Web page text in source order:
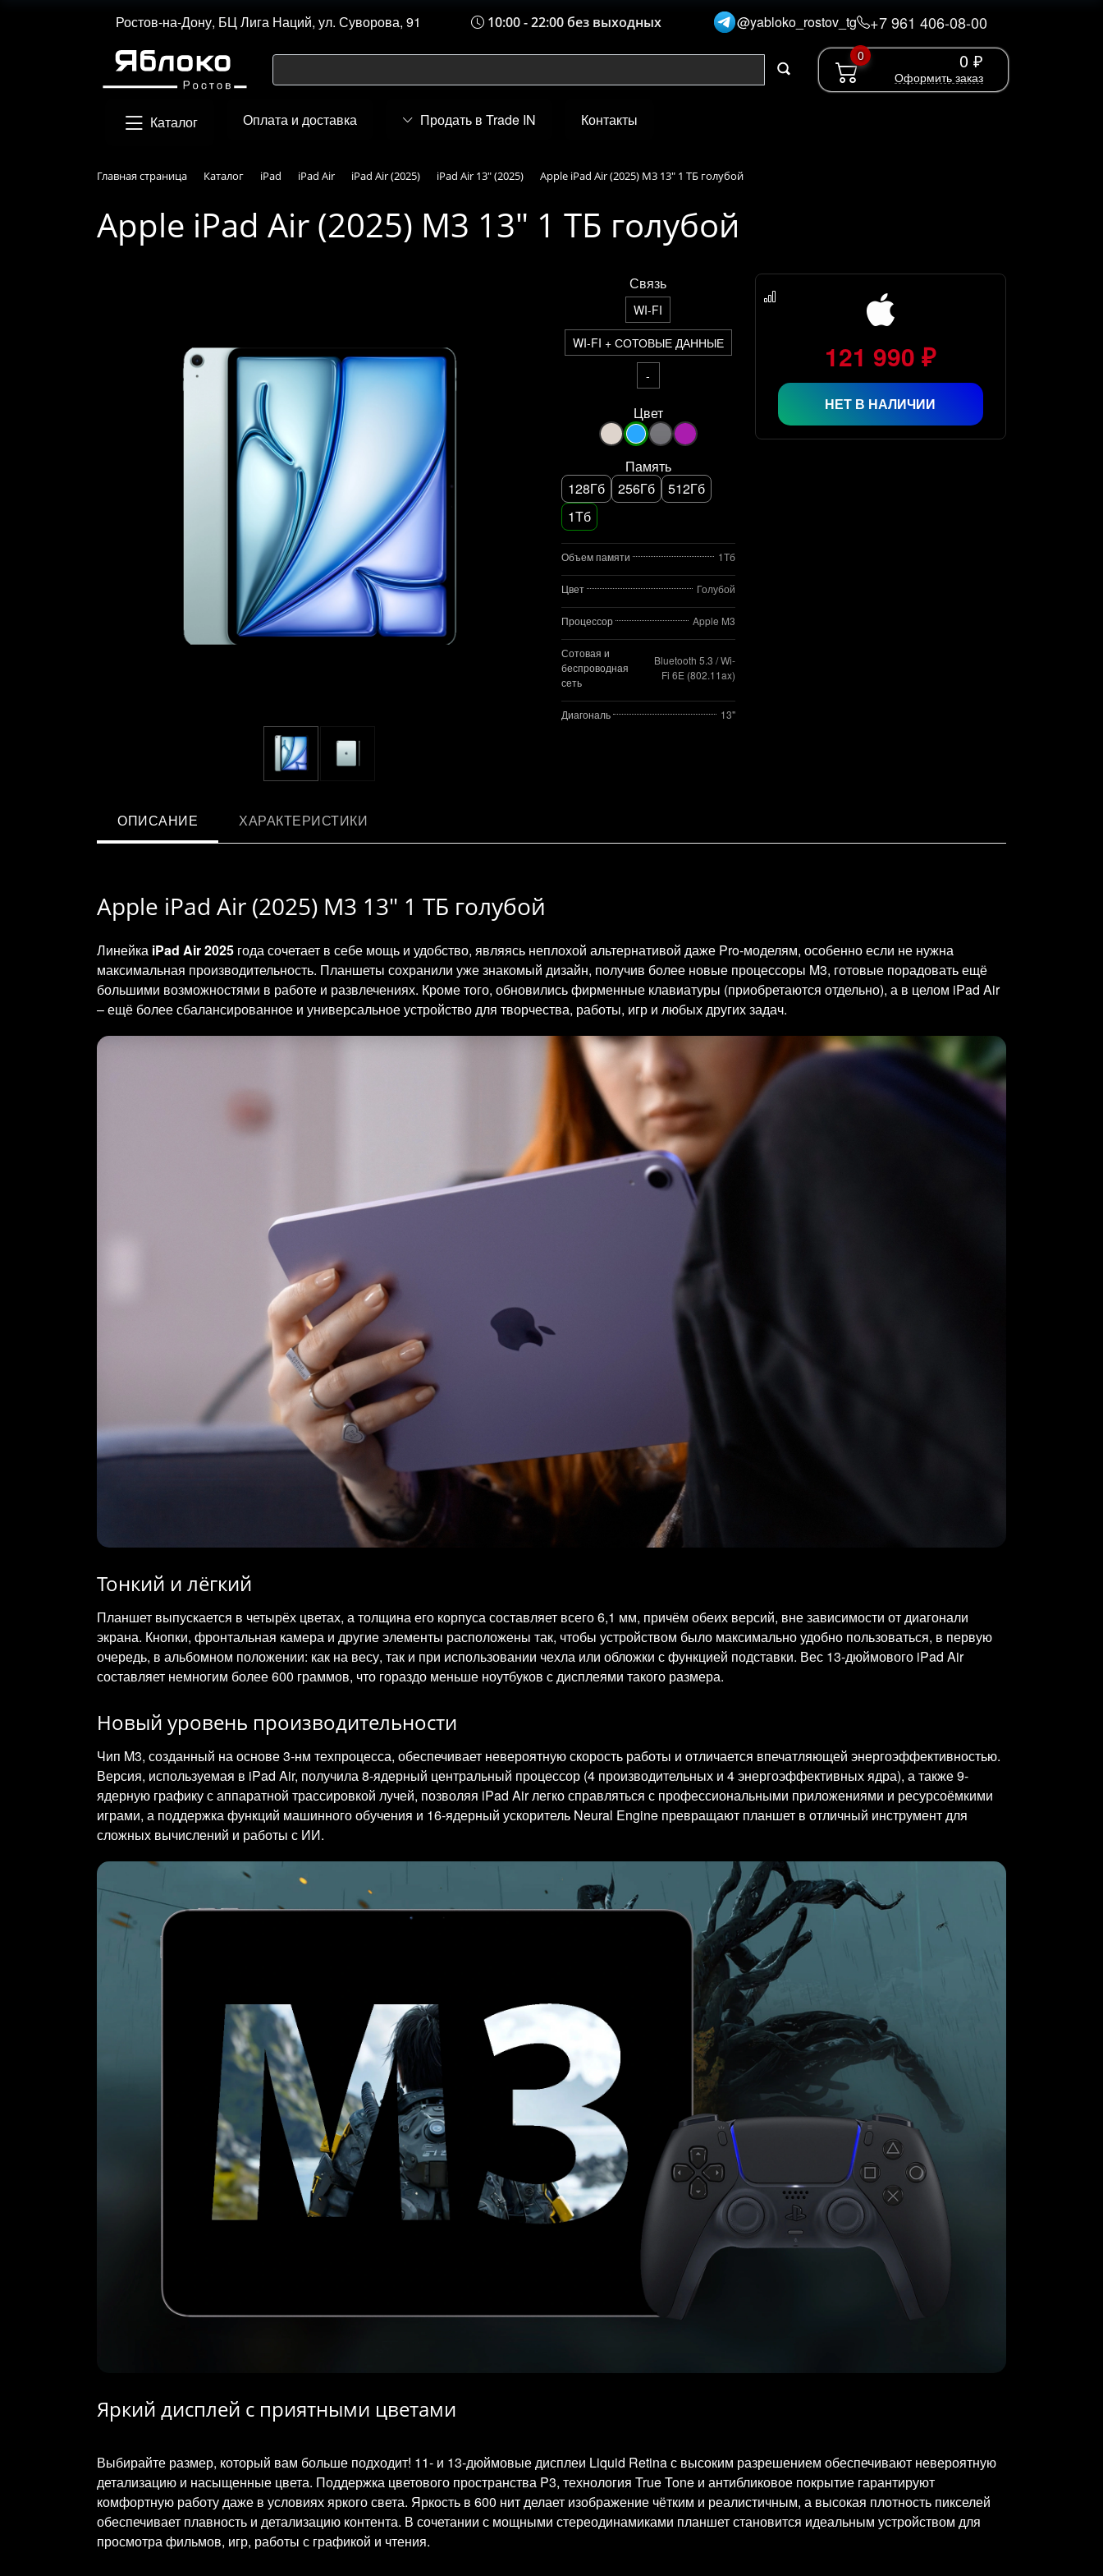
Ростов-на-Дону, БЦ Лига Наций, ул. Суворова, 91 10:00 - 22:00 без выходных @yabloko_rostov_tg +7 961 406-08-00
0 0 ₽
Оформить заказ
Каталог Оплата и доставка Продать в Trade IN Контакты
Главная страница Каталог iPad iPad Air iPad Air (2025) iPad Air 13" (2025) Apple iPad Air (2025) M3 13" 1 ТБ голубой
Apple iPad Air (2025) M3 13" 1 ТБ голубой
Связь
WI-FI
WI-FI + СОТОВЫЕ ДАННЫЕ
-
Цвет
Память
128Гб
256Гб
512Гб
1Тб
Объем памяти 1Тб
Цвет Голубой
Процессор Apple M3
Сотовая и
беспроводная
сеть
Bluetooth 5.3 / Wi-
Fi 6E (802.11ax)
Диагональ 13"
121 990 ₽
НЕТ В НАЛИЧИИ
ОПИСАНИЕ ХАРАКТЕРИСТИКИ
Apple iPad Air (2025) M3 13" 1 ТБ голубой
Линейка iPad Air 2025 года сочетает в себе мощь и удобство, являясь неплохой альтернативой даже Pro-моделям, особенно если не нужна
максимальная производительность. Планшеты сохранили уже знакомый дизайн, получив более новые процессоры M3, готовые порадовать ещё
большими возможностями в работе и развлечениях. Кроме того, обновились фирменные клавиатуры (приобретаются отдельно), а в целом iPad Air
– ещё более сбалансированное и универсальное устройство для творчества, работы, игр и любых других задач.
Тонкий и лёгкий
Планшет выпускается в четырёх цветах, а толщина его корпуса составляет всего 6,1 мм, причём обеих версий, вне зависимости от диагонали
экрана. Кнопки, фронтальная камера и другие элементы расположены так, чтобы устройством было максимально удобно пользоваться, в первую
очередь, в альбомном положении: как на весу, так и при использовании чехла или обложки с функцией подставки. Вес 13-дюймового iPad Air
составляет немногим более 600 граммов, что гораздо меньше ноутбуков с дисплеями такого размера.
Новый уровень производительности
Чип M3, созданный на основе 3-нм техпроцесса, обеспечивает невероятную скорость работы и отличается впечатляющей энергоэффективностью.
Версия, используемая в iPad Air, получила 8-ядерный центральный процессор (4 производительных и 4 энергоэффективных ядра), а также 9-
ядерную графику с аппаратной трассировкой лучей, позволяя iPad Air легко справляться с профессиональными приложениями и ресурсоёмкими
играми, а поддержка функций машинного обучения и 16-ядерный ускоритель Neural Engine превращают планшет в отличный инструмент для
сложных вычислений и работы с ИИ.
Яркий дисплей с приятными цветами
Выбирайте размер, который вам больше подходит! 11- и 13-дюймовые дисплеи Liquid Retina с высоким разрешением обеспечивают невероятную
детализацию и насыщенные цвета. Поддержка цветового пространства P3, технология True Tone и антибликовое покрытие гарантируют
комфортную работу даже в условиях яркого света. Яркость в 600 нит делает изображение чётким и реалистичным, а высокая плотность пикселей
обеспечивает плавность и детализацию контента. В сочетании с мощными стереодинамиками планшет становится идеальным устройством для
просмотра фильмов, игр, работы с графикой и чтения.